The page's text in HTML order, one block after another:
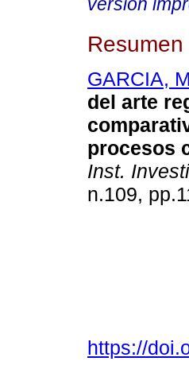
Resumen
GARCIA,
del arte
procesos
Inst.
n.109,
https://